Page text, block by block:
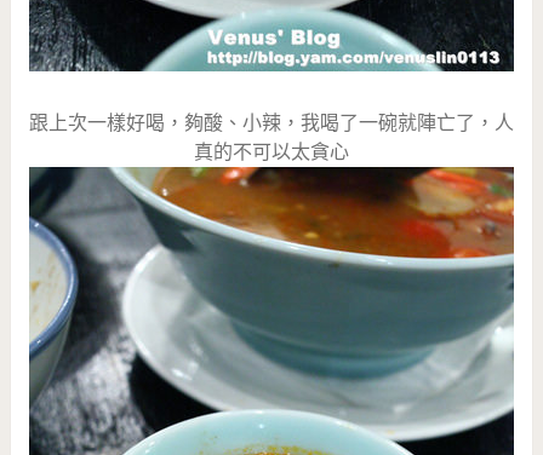
跟上次一樣好喝，夠酸、小辣，我喝了一碗就陣亡了，人
真的不可以太貪心